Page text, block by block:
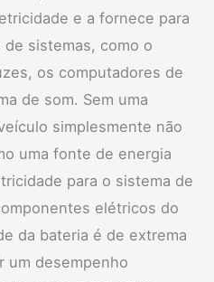
e a fornece para
de sistemas, como o
os computadores de
de som. Sem uma
simplesmente não
uma fonte de energia
para o sistema de
elétricos do
da bateria é de extrema
um desempenho